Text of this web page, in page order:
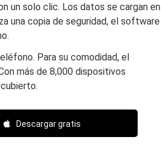
un solo clic. Los datos se cargan en
una copia de seguridad, el software
Para su comodidad, el
más de 8,000 dispositivos
Descargar gratis